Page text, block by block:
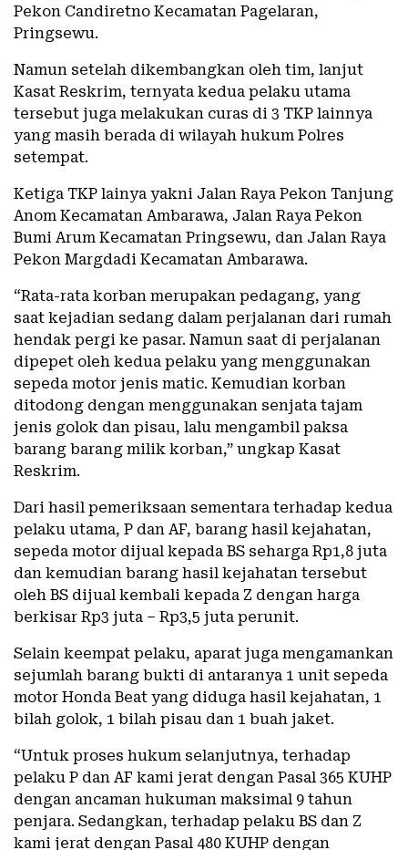
Pekon Candiretno Kecamatan Pagelaran,
Pringsewu.
Namun setelah dikembangkan oleh tim, lanjut
Kasat Reskrim, ternyata kedua pelaku utama
tersebut juga melakukan curas di 3 TKP lainnya
yang masih berada di wilayah hukum Polres
setempat.
Ketiga TKP lainya yakni Jalan Raya Pekon Tanjung
Anom Kecamatan Ambarawa, Jalan Raya Pekon
Bumi Arum Kecamatan Pringsewu, dan Jalan Raya
Pekon Margdadi Kecamatan Ambarawa.
“Rata-rata korban merupakan pedagang, yang
saat kejadian sedang dalam perjalanan dari rumah
hendak pergi ke pasar. Namun saat di perjalanan
dipepet oleh kedua pelaku yang menggunakan
sepeda motor jenis matic. Kemudian korban
ditodong dengan menggunakan senjata tajam
jenis golok dan pisau, lalu mengambil paksa
barang barang milik korban,” ungkap Kasat
Reskrim.
Dari hasil pemeriksaan sementara terhadap kedua
pelaku utama, P dan AF, barang hasil kejahatan,
sepeda motor dijual kepada BS seharga Rp1,8 juta
dan kemudian barang hasil kejahatan tersebut
oleh BS dijual kembali kepada Z dengan harga
berkisar Rp3 juta – Rp3,5 juta perunit.
Selain keempat pelaku, aparat juga mengamankan
sejumlah barang bukti di antaranya 1 unit sepeda
motor Honda Beat yang diduga hasil kejahatan, 1
bilah golok, 1 bilah pisau dan 1 buah jaket.
“Untuk proses hukum selanjutnya, terhadap
pelaku P dan AF kami jerat dengan Pasal 365 KUHP
dengan ancaman hukuman maksimal 9 tahun
penjara. Sedangkan, terhadap pelaku BS dan Z
kami jerat dengan Pasal 480 KUHP dengan